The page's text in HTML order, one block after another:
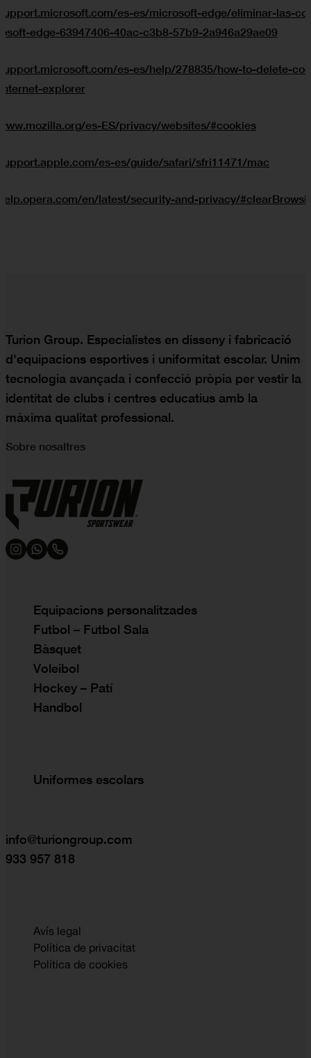
es-es/microsoft-edge/eliminar-las-
edge-63947406-40ac-c3b8-57b9-2a946a29ae09
es-es/help/278835/how-to-delete-
explorer
es-ES/privacy/websites/#cookies
es-es/guide/safari/sfri11471/mac
en/latest/security-and-privacy/
Turion Group. Especialistes en disseny i fabricació
d'equipacions esportives i uniformitat escolar. Unim
tecnologia avançada i confecció pròpia per vestir la
identitat de clubs i centres educatius amb la
màxima qualitat professional.
Sobre nosaltres
Equipacions personalitzades
Futbol – Futbol Sala
Bàsquet
Voleibol
Hockey – Patí
Handbol
Uniformes escolars
info@turiongroup.com
933 957 818
Avís legal
Política de privacitat
Política de cookies